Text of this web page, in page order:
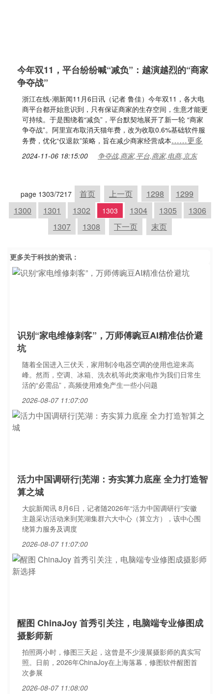
今年双11，平台纷纷喊“减负”：越演越烈的“商家
争夺战”
浙江在线-潮新闻11月6日讯（记者 鲁佳）今年双11，各大电
商平台都开始意识到，只有保证商家的生存空间，生意才能更
可持续。于是围绕着“减负”，平台默契地展开了新一轮 “商家
争夺战”。阿里宣布取消天猫年费，改为收取0.6%基础软件服
务费，优化“仅退款”策略，旨在减少商家经营成本……更多
2024-11-06 18:15:00 争夺战,商家,平台,商家,电商,京东
page 1303/7217 首页 上一页 1298
1299
1300
1301 1302 1303 1304 1305
1306
1307
1308 下一页 末页
更多关于科技的资讯：
识别“家电维修刺客”，万师傅豌豆AI精准估价避
坑
随着全国进入三伏天，家用制冷电器空调的使用也迎来高
峰。然而，空调、冰箱、洗衣机等此类家电作为我们日常生
活的“必需品”，高频使用难免产生一些小问题
2026-08-07 11:07:00
活力中国调研行|芜湖：夯实算力底座 全力打造智
算之城
大皖新闻讯 8月6日，记者随2026年“活力中国调研行”安徽
主题采访活动来到芜湖集群六大中心（算立方），该中心围
绕算力服务及调度
2026-08-07 11:07:00
醒图 ChinaJoy 首秀引关注，电脑端专业修图成
摄影师新
拍照两小时，修图三天起，这曾是不少漫展摄影师的真实写
照。日前，2026年ChinaJoy在上海落幕，修图软件醒图首
次参展
2026-08-07 11:08:00